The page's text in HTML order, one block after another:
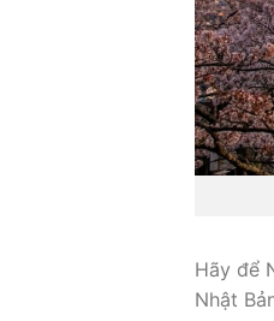
Hãy để
Nhật